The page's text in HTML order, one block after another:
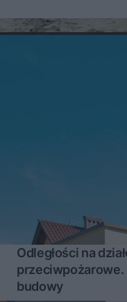
Odległości na
przeciwpożarowe.
budowy